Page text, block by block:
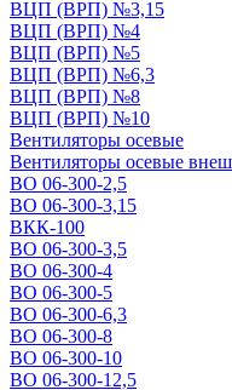
ВЦП (ВРП) №3,15
ВЦП (ВРП) №4
ВЦП (ВРП) №5
ВЦП (ВРП) №6,3
ВЦП (ВРП) №8
ВЦП (ВРП) №10
Вентиляторы осевые
Вентиляторы осевые
ВО 06-300-2,5
ВО 06-300-3,15
ВКК-100
ВО 06-300-3,5
ВО 06-300-4
ВО 06-300-5
ВО 06-300-6,3
ВО 06-300-8
ВО 06-300-10
ВО 06-300-12,5